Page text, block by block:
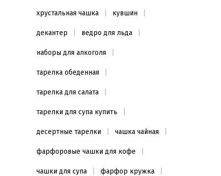
Серебристый (1)
Черный (1)
хрустальная чашка кувшин
декантер ведро для льда
наборы для алкоголя
тарелка обеденная
тарелка для салата
тарелки для супа купить
десертные тарелки чашка чайная
фарфоровые чашки для кофе
чашки для супа фарфор кружка